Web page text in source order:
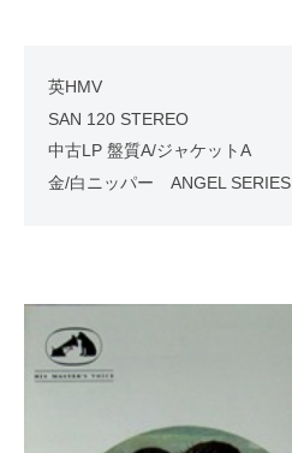
英HMV
SAN 120 STEREO
中古LP 盤質A/ジャケットA
金/白ニッパー ANGEL SERIES